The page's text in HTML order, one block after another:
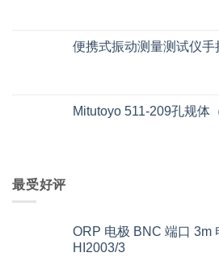
便携式振动测量测试仪手
Mitutoyo 511-209孔规体
最受好评
ORP 电极 BNC 端口 3m
HI2003/3